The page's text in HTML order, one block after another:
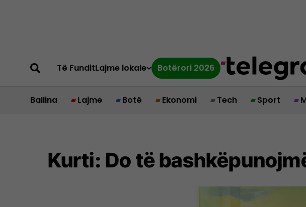
Të FunditLajme lokale Botërori 2026
Ballina Lajme Botë Ekonomi Tech Sport
Kurti: Do të